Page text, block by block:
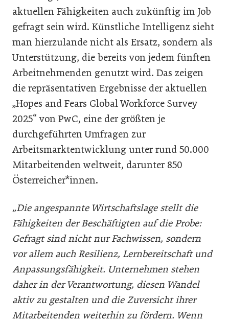
aktuellen Fähigkeiten auch zukünftig im Job
gefragt sein wird. Künstliche Intelligenz sieht
man hierzulande nicht als Ersatz, sondern als
Unterstützung, die bereits von jedem fünften
Arbeitnehmenden genutzt wird. Das zeigen
die repräsentativen Ergebnisse der aktuellen
„Hopes and Fears Global Workforce Survey
2025“ von PwC, eine der größten je
durchgeführten Umfragen zur
Arbeitsmarktentwicklung unter rund 50.000
Mitarbeitenden weltweit, darunter 850
Österreicher*innen.
„Die angespannte Wirtschaftslage stellt die
Fähigkeiten der Beschäftigten auf die Probe:
Gefragt sind nicht nur Fachwissen, sondern
vor allem auch Resilienz, Lernbereitschaft und
Anpassungsfähigkeit. Unternehmen stehen
daher in der Verantwortung, diesen Wandel
aktiv zu gestalten und die Zuversicht ihrer
Mitarbeitenden weiterhin zu fördern. Wenn